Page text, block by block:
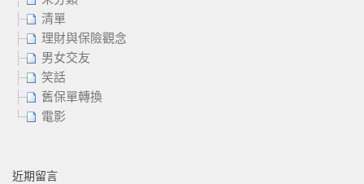
清單
理財與保險觀念
男女交友
笑話
舊保單轉換
電影
近期留言